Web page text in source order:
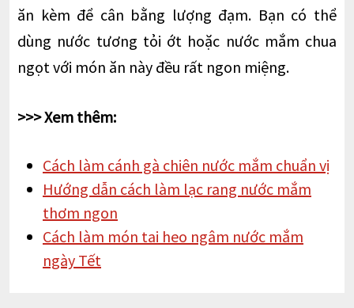
ăn kèm để cân bằng lượng đạm. Bạn có thể
dùng nước tương tỏi ớt hoặc nước mắm chua
ngọt với món ăn này đều rất ngon miệng.
>>> Xem thêm:
Cách làm cánh gà chiên nước mắm chuẩn vị
Hướng dẫn cách làm lạc rang nước mắm
thơm ngon
Cách làm món tai heo ngâm nước mắm
ngày Tết